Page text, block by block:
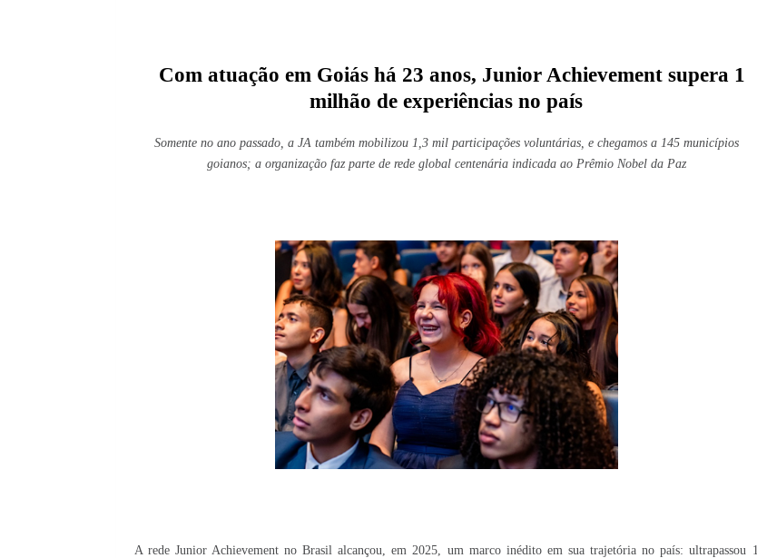
Com atuação em Goiás há 23 anos, Junior Achievement supera 1
milhão de experiências no país
Somente no ano passado, a JA também mobilizou 1,3 mil participações voluntárias, e chegamos a 145 municípios
goianos; a organização faz parte de rede global centenária indicada ao Prêmio Nobel da Paz
A rede Junior Achievement no Brasil alcançou, em 2025, um marco inédito em sua trajetória no país: ultrapassou 1